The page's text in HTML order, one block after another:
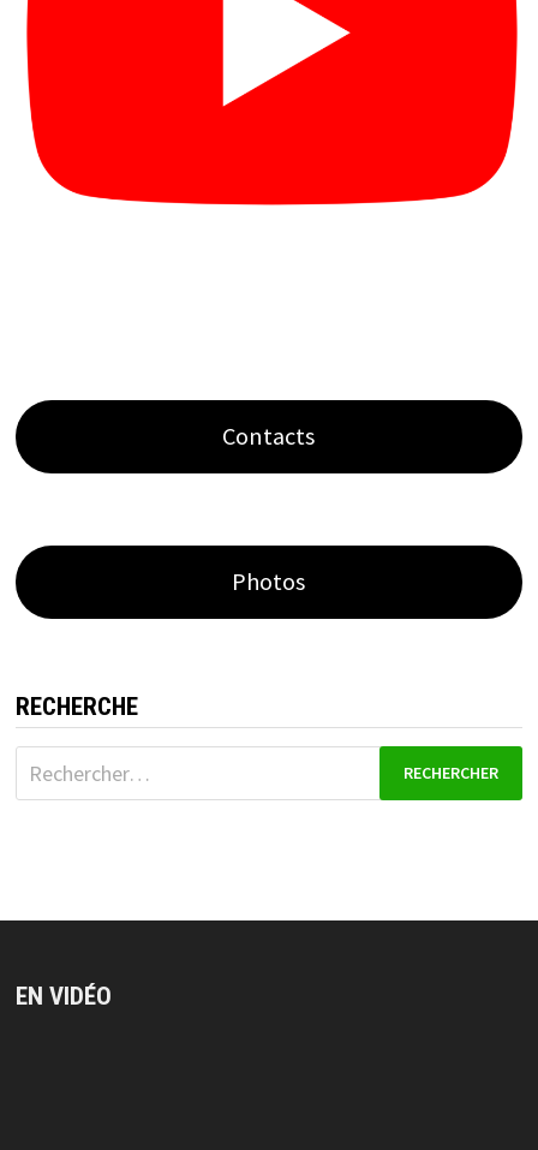
Contacts
Photos
RECHERCHE
Rechercher :
EN VIDÉO